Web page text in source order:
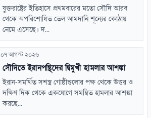
যুক্তরাষ্ট্রের ইতিহাসে প্রথমবারের মতো সৌদি আরব
থেকে অপরিশোধিত তেল আমদানি শূন্যের কোঠায়
নেমে এসেছে। দ...
০৭ আগস্ট ২০২৬
সৌদিতে ইরানপন্থিদের দ্বিমুখী হামলার আশঙ্কা
ইরান-সমর্থিত সশস্ত্র গোষ্ঠীগুলোর পক্ষ থেকে উত্তর ও
দক্ষিণ দিক থেকে একযোগে সমন্বিত হামলার আশঙ্কা
করছে...